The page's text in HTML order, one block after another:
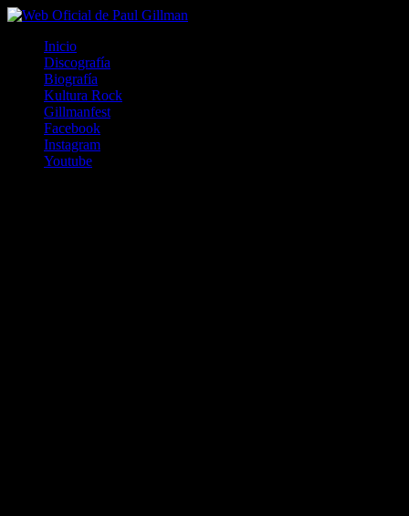
Inicio
Discografía
Biografía
Kultura Rock
Gillmanfest
Facebook
Instagram
Youtube